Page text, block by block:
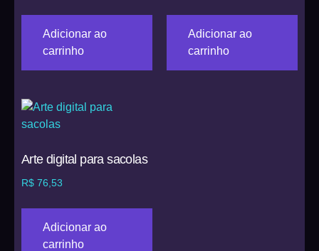
Adicionar ao
carrinho
Adicionar ao
carrinho
Arte digital para sacolas
R$ 76,53
Adicionar ao
carrinho